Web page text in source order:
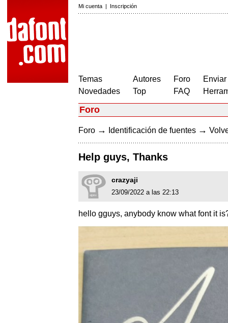
Mi cuenta | Inscripción
Temas
Novedades
Autores
Top
Foro
FAQ
Foro
Foro → Identificación de fuentes →
Help guys, Thanks
crazyaji
23/09/2022 a las 22:13
hello gguys, anybody know what font it